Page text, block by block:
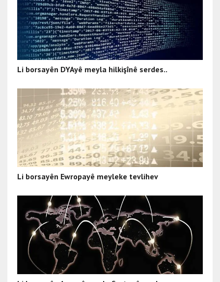
Li borsayên DYAyê meyla hilkişînê serdes..
Li borsayên Ewropayê meyleke tevlihev